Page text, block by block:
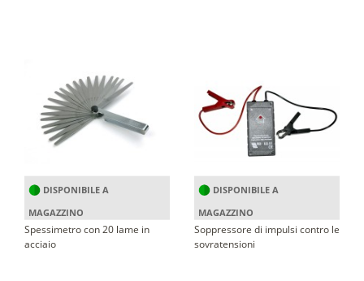
DISPONIBILE A
MAGAZZINO
Spessimetro con 20 lame in
acciaio
DISPONIBILE A
MAGAZZINO
Soppressore di impulsi contro le
sovratensioni